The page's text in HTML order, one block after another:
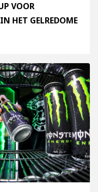
VOOR
HET GELREDOME